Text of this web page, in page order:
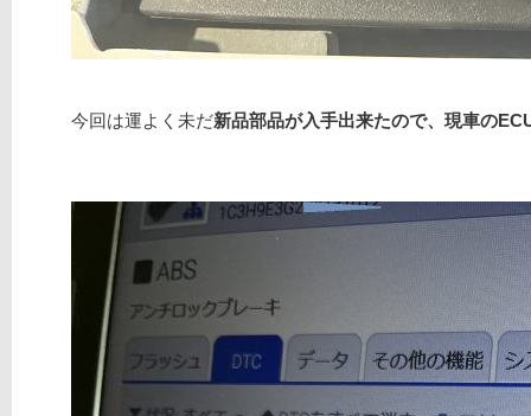
今回は運よく未だ新品部品が入手出来たので、現車の